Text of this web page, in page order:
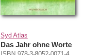
Syd Atlas
Das Jahr ohne Worte